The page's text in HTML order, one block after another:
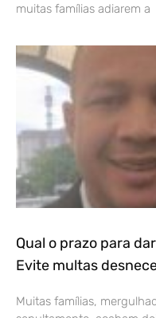
muitas famílias adiarem a
Qual o prazo para
Evite multas
Muitas famílias,